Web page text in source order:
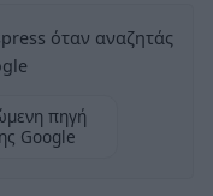
όταν αναζητάς
πηγή
Google